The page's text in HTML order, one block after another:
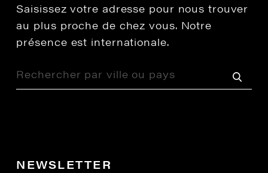
Saisissez votre adresse pour nous trouver
au plus proche de chez vous. Notre
présence est internationale.
NEWSLETTER